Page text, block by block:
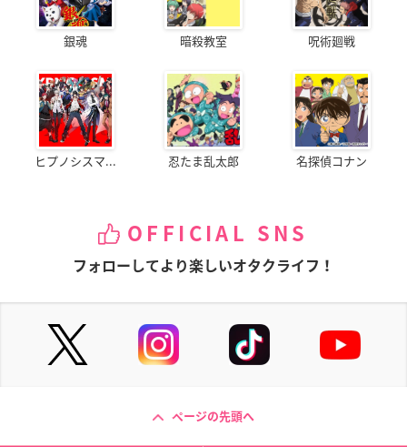
銀魂 暗殺教室 呪術廻戦
ヒプノシスマ... 忍たま乱太郎 名探偵コナン
OFFICIAL SNS
フォローしてより楽しいオタクライフ！
ページの先頭へ